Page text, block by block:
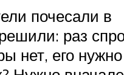
почесали в
раз
нет, его нужно